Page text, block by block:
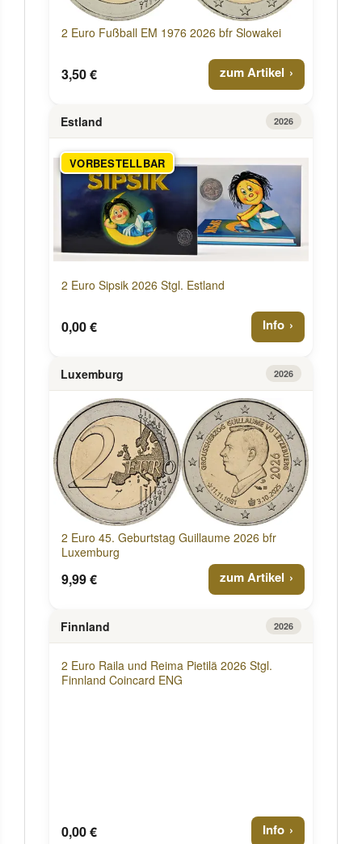
2 Euro Fußball EM 1976 2026 bfr Slowakei
3,50 € zum Artikel
Estland 2026
VORBESTELLBAR
2 Euro Sipsik 2026 Stgl. Estland
0,00 € Info
Luxemburg 2026
2 Euro 45. Geburtstag Guillaume 2026 bfr
Luxemburg
9,99 € zum Artikel
Finnland 2026
2 Euro Raila und Reima Pietilä 2026 Stgl.
Finnland Coincard ENG
0,00 € Info